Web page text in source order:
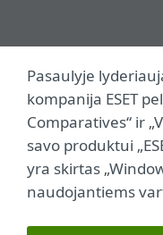
Pasaulyje
kompanija ESET
Comparatives“ ir
savo produktui
yra skirtas
naudojantiems